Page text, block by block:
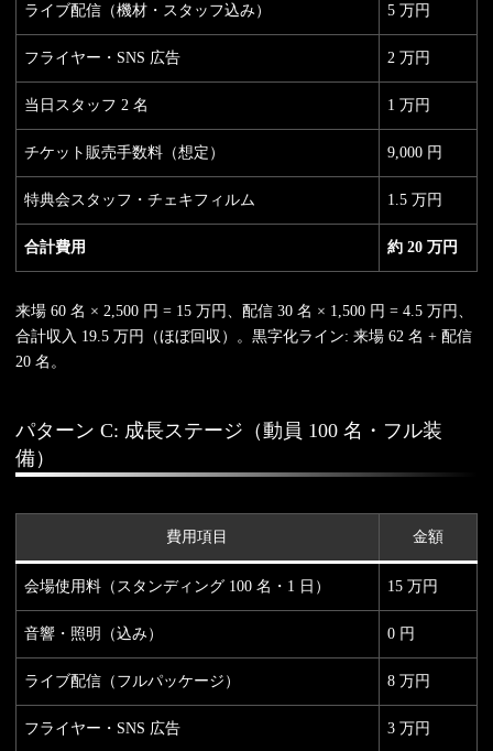
ライブ配信（機材・スタッフ込み） 5 万円
フライヤー・SNS 広告 2 万円
当日スタッフ 2 名 1 万円
チケット販売手数料（想定） 9,000 円
特典会スタッフ・チェキフィルム 1.5 万円
合計費用 約 20 万円
来場 60 名 × 2,500 円 = 15 万円、配信 30 名 × 1,500 円 = 4.5 万円、
合計収入 19.5 万円（ほぼ回収）。黒字化ライン: 来場 62 名 + 配信
20 名。
パターン C: 成長ステージ（動員 100 名・フル装
備）
費用項目 金額
会場使用料（スタンディング 100 名・1 日） 15 万円
音響・照明（込み） 0 円
ライブ配信（フルパッケージ） 8 万円
フライヤー・SNS 広告 3 万円